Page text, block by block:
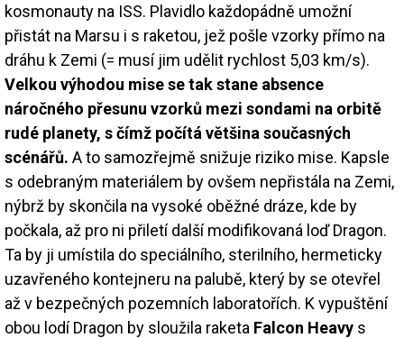
kosmonauty na ISS. Plavidlo každopádně umožní
přistát na Marsu i s raketou, jež pošle vzorky přímo na
dráhu k Zemi (= musí jim udělit rychlost 5,03 km/s).
Velkou výhodou mise se tak stane absence
náročného přesunu vzorků mezi sondami na orbitě
rudé planety, s čímž počítá většina současných
scénářů. A to samozřejmě snižuje riziko mise. Kapsle
s odebraným materiálem by ovšem nepřistála na Zemi,
nýbrž by skončila na vysoké oběžné dráze, kde by
počkala, až pro ni přiletí další modifikovaná loď Dragon.
Ta by ji umístila do speciálního, sterilního, hermeticky
uzavřeného kontejneru na palubě, který by se otevřel
až v bezpečných pozemních laboratořích. K vypuštění
obou lodí Dragon by sloužila raketa Falcon Heavy s